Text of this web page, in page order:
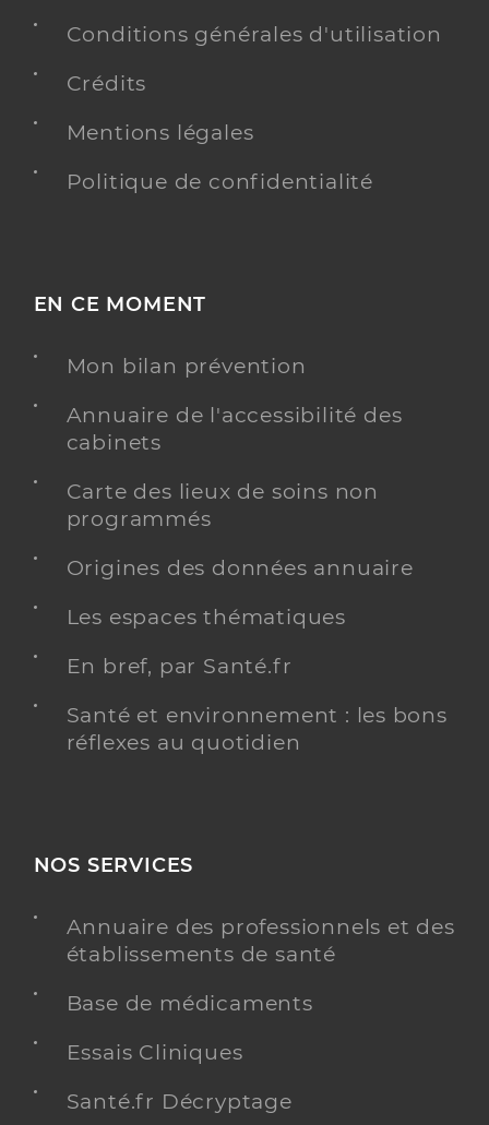
Conditions générales d'utilisation
Crédits
Mentions légales
Politique de confidentialité
EN CE MOMENT
Mon bilan prévention
Annuaire de l'accessibilité des
cabinets
Carte des lieux de soins non
programmés
Origines des données annuaire
Les espaces thématiques
En bref, par Santé.fr
Santé et environnement : les bons
réflexes au quotidien
NOS SERVICES
Annuaire des professionnels et des
établissements de santé
Base de médicaments
Essais Cliniques
Santé.fr Décryptage